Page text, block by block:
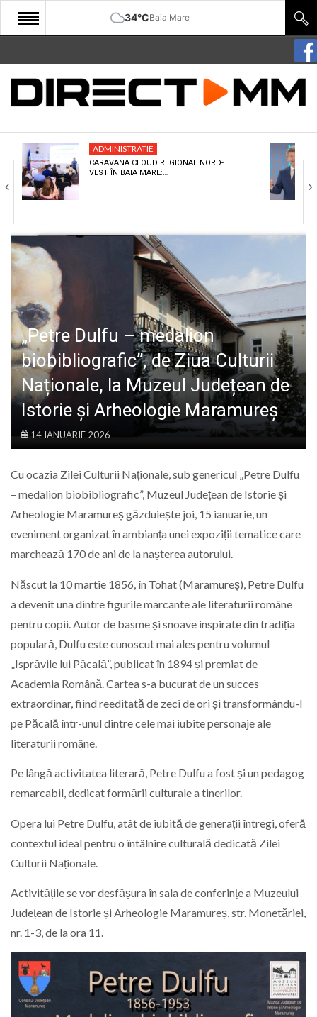
34°CBaia Mare
START
COMUNITATE
CULTURA
ECONOMIE
SANATATE
SPORT
SPECIAL
POLITIC
LIFE
ADMINISTRATIE
CARAVANA CLOUD REGIONAL NORD-
VEST ÎN BAIA MARE:…
„Petre Dulfu – medalion
biobibliografic”, de Ziua Culturii
Naționale, la Muzeul Județean de
Istorie și Arheologie Maramureș
14 IANUARIE 2026
Cu ocazia Zilei Culturii Naționale, sub genericul „Petre Dulfu
– medalion biobibliografic”, Muzeul Județean de Istorie și
Arheologie Maramureș găzduiește joi, 15 ianuarie, un
eveniment organizat în ambianța unei expoziții tematice care
marchează 170 de ani de la nașterea autorului.
Născut la 10 martie 1856, în Tohat (Maramureș), Petre Dulfu
a devenit una dintre figurile marcante ale literaturii române
pentru copii. Autor de basme și snoave inspirate din tradiția
populară, Dulfu este cunoscut mai ales pentru volumul
„Isprăvile lui Păcală”, publicat în 1894 și premiat de
Academia Română. Cartea s-a bucurat de un succes
extraordinar, fiind reeditată de zeci de ori și transformându-l
pe Păcală într-unul dintre cele mai iubite personaje ale
literaturii române.
Pe lângă activitatea literară, Petre Dulfu a fost și un pedagog
remarcabil, dedicat formării culturale a tinerilor.
Opera lui Petre Dulfu, atât de iubită de generații întregi, oferă
contextul ideal pentru o întâlnire culturală dedicată Zilei
Culturii Naționale.
Activitățile se vor desfășura în sala de conferințe a Muzeului
Județean de Istorie și Arheologie Maramureș, str. Monetăriei,
nr. 1-3, de la ora 11.